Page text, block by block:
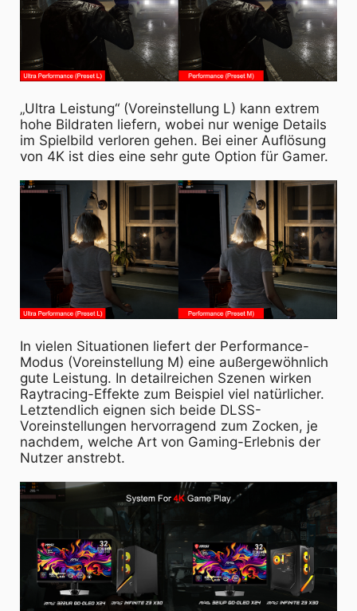
„Ultra Leistung“ (Voreinstellung L) kann extrem
hohe Bildraten liefern, wobei nur wenige Details
im Spielbild verloren gehen. Bei einer Auflösung
von 4K ist dies eine sehr gute Option für Gamer.
In vielen Situationen liefert der Performance-
Modus (Voreinstellung M) eine außergewöhnlich
gute Leistung. In detailreichen Szenen wirken
Raytracing-Effekte zum Beispiel viel natürlicher.
Letztendlich eignen sich beide DLSS-
Voreinstellungen hervorragend zum Zocken, je
nachdem, welche Art von Gaming-Erlebnis der
Nutzer anstrebt.